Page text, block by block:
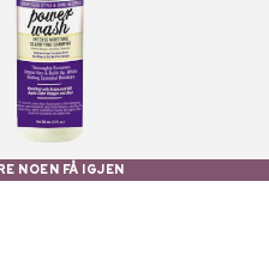
NOEN FÅ IGJEN